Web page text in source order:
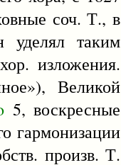
соч. Т., в
уделял таким
изложения.
Великой
5, воскресные
гармонизации
произв. Т.